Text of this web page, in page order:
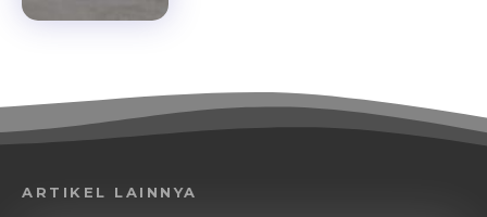
ARTIKEL LAINNYA